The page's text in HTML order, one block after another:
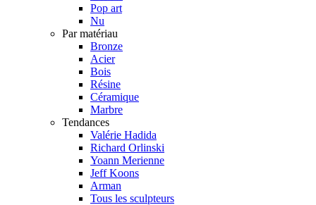
Pop art
Nu
Par matériau
Bronze
Acier
Bois
Résine
Céramique
Marbre
Tendances
Valérie Hadida
Richard Orlinski
Yoann Merienne
Jeff Koons
Arman
Tous les sculpteurs